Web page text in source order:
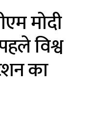
मोदी
विश्व
का